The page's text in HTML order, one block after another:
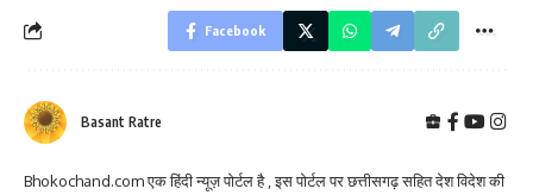
Facebook
Basant Ratre
Bhokochand.com एक हिंदी न्यूज़ पोर्टल है , इस पोर्टल पर छत्तीसगढ़ सहित देश विदेश की